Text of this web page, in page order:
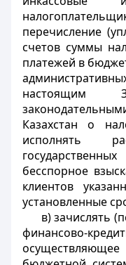
перечисление
счетов суммы
платежей в
настоящим
Казахстан о
исполнять
бесспорное
клиентов
установленные
в) зачислять
финансово-